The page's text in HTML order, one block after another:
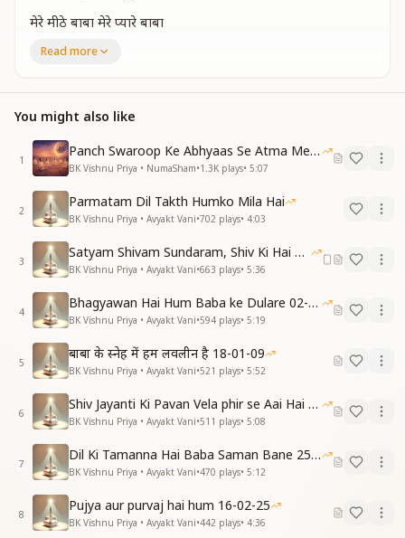
मेरे मीठे बाबा मेरे प्यारे बाबा
ब्रह्मा बाबा का दिन है वतन को जाने का
खुद को अव्यक्त बनाकर खुद को छुपाया गुप्त रहकर प्रत्यक्ष करने तुम
बच्चों को
शिवबाबा ओ ब्रह्माबाबा जगदंबा मा
त्रिमूर्ती वरदानों का है सर पे साया
सफलता सदा ही मिला है अधिकार
चारों ओर ही हो जयजयकार
बाबा को प्रत्यक्ष करना ही है
नगाडा फिर से बजना ही है
बाबा की यहीं है आज्ञा दृढ़ता से करें प्रतिज्ञा
मेरे मीठे बाबा मेरे प्यारे बाबा
मेरे प्यारे बाबा मेरे ब्रह्मा बाबा
चाहें जान भी जाए प्रतिज्ञा न कभी जाए
परिस्थिति हो कैसी भी हमें हिला न पाए
छोड़े हम बहानेबाजी लगानी है जान की बाजी
अलबेले पन से मुक्त हो जाएं
सोचना चाहना और कर्म करना
तीनों को ही है समान बनाना
तब ही बनेंगे हम बाप समान
परमात्मा के बने विजयी रतन
बाबा को प्रत्यक्ष करना ही है
नगाडा फिर से बजना ही है
बाबा की यहीं आज्ञा दृढ़ता से करें प्रतिज्ञा
बाबा की यहीं आज्ञा दृढ़ता से करें प्रतिज्ञा
Read more
You might also like
1
Panch Swaroop Ke Abhyaas Se Atma Mein Shakti
BK Vishnu Priya • NumaSham•1.3K plays• 5:07
2
Parmatam Dil Takth Humko Mila Hai
BK Vishnu Priya • Avyakt Vani•702 plays• 4:03
3
Satyam Shivam Sundaram, Shiv Ki Hai Hum Santan 09-11-2025
BK Vishnu Priya • Avyakt Vani•663 plays• 5:36
4
Bhagyawan Hai Hum Baba ke Dulare 02-03-2025
BK Vishnu Priya • Avyakt Vani•594 plays• 5:19
5
बाबा के स्नेह में हम लवलीन है 18-01-09
BK Vishnu Priya • Avyakt Vani•521 plays• 5:52
6
Shiv Jayanti Ki Pavan Vela phir se Aai Hai 23-02-2025
BK Vishnu Priya • Avyakt Vani•511 plays• 5:08
7
Dil Ki Tamanna Hai Baba Saman Bane 25-01-2026
BK Vishnu Priya • Avyakt Vani•470 plays• 5:12
8
Pujya aur purvaj hai hum 16-02-25
BK Vishnu Priya • Avyakt Vani•442 plays• 4:36